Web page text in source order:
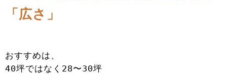
「広さ」
おすすめは、
40坪ではなく28〜30坪